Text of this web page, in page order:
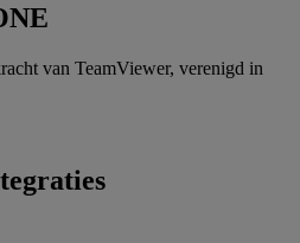
van TeamViewer, verenigd in